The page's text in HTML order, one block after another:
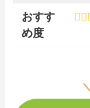
おすす
め度